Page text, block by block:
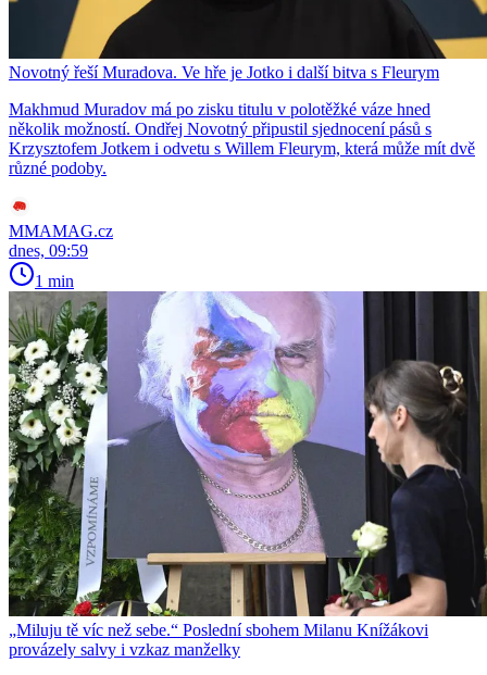
Novotný řeší Muradova. Ve hře je Jotko i další bitva s Fleurym
Makhmud Muradov má po zisku titulu v polotěžké váze hned
několik možností. Ondřej Novotný připustil sjednocení pásů s
Krzysztofem Jotkem i odvetu s Willem Fleurym, která může mít dvě
různé podoby.
MMAMAG.cz
dnes, 09:59
1 min
„Miluju tě víc než sebe.“ Poslední sbohem Milanu Knížákovi
provázely salvy i vzkaz manželky